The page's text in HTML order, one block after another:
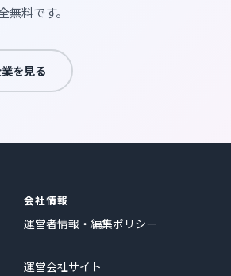
料です。
を見る
会社情報
運営者情報・編集ポリシー
運営会社サイト